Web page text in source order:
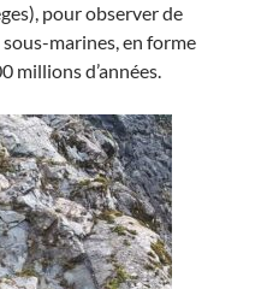
pour observer de
marines, en forme
millions d’années.